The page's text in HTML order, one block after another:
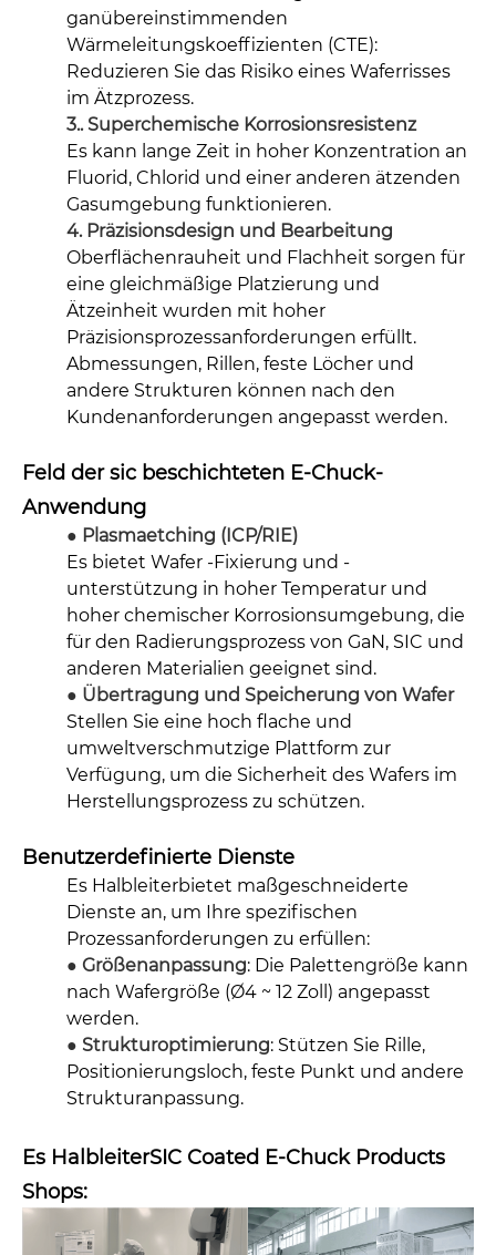
ganübereinstimmenden
Wärmeleitungskoeffizienten (CTE):
Reduzieren Sie das Risiko eines Waferrisses
im Ätzprozess.
3.. Superchemische Korrosionsresistenz
Es kann lange Zeit in hoher Konzentration an
Fluorid, Chlorid und einer anderen ätzenden
Gasumgebung funktionieren.
4. Präzisionsdesign und Bearbeitung
Oberflächenrauheit und Flachheit sorgen für
eine gleichmäßige Platzierung und
Ätzeinheit wurden mit hoher
Präzisionsprozessanforderungen erfüllt.
Abmessungen, Rillen, feste Löcher und
andere Strukturen können nach den
Kundenanforderungen angepasst werden.
Feld der sic beschichteten E-Chuck-
Anwendung
● Plasmaetching (ICP/RIE)
Es bietet Wafer -Fixierung und -
unterstützung in hoher Temperatur und
hoher chemischer Korrosionsumgebung, die
für den Radierungsprozess von GaN, SIC und
anderen Materialien geeignet sind.
● Übertragung und Speicherung von Wafer
Stellen Sie eine hoch flache und
umweltverschmutzige Plattform zur
Verfügung, um die Sicherheit des Wafers im
Herstellungsprozess zu schützen.
Benutzerdefinierte Dienste
Es Halbleiterbietet maßgeschneiderte
Dienste an, um Ihre spezifischen
Prozessanforderungen zu erfüllen:
● Größenanpassung: Die Palettengröße kann
nach Wafergröße (Ø4 ~ 12 Zoll) angepasst
werden.
● Strukturoptimierung: Stützen Sie Rille,
Positionierungsloch, feste Punkt und andere
Strukturanpassung.
Es HalbleiterSIC Coated E-Chuck Products
Shops: